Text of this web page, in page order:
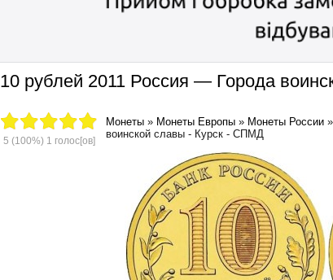
10 рублей 2011 Россия — Города
5 (100%) 1 голос[ов]
Монеты » Монеты Европы » Монеты России »
воинской славы - Курск - СПМД